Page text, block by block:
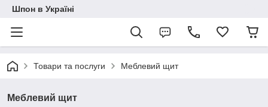
Шпон в Україні
Товари та послуги Меблевий щит
Меблевий щит